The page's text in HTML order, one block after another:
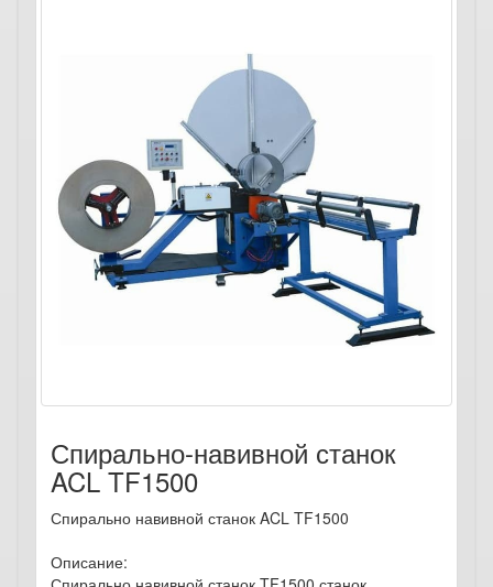
Спирально-навивной станок
ACL TF1500
Спирально навивной станок ACL TF1500
Описание: